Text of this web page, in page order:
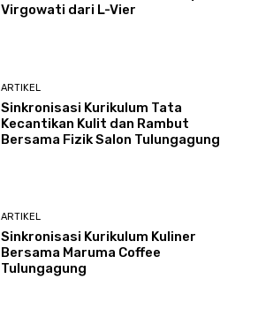
Virgowati dari L-Vier
ARTIKEL
Sinkronisasi Kurikulum Tata
Kecantikan Kulit dan Rambut
Bersama Fizik Salon Tulungagung
ARTIKEL
Sinkronisasi Kurikulum Kuliner
Bersama Maruma Coffee
Tulungagung